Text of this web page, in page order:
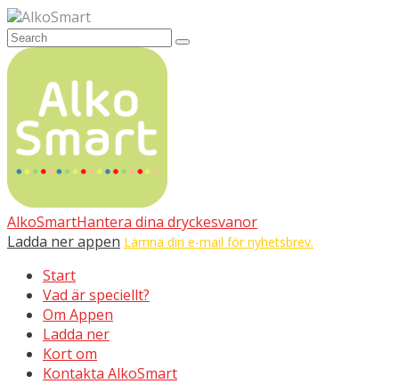
AlkoSmart
AlkoSmartHantera dina dryckesvanor
Ladda ner appen Lämna din e-mail för nyhetsbrev.
Start
Vad är speciellt?
Om Appen
Ladda ner
Kort om
Kontakta AlkoSmart